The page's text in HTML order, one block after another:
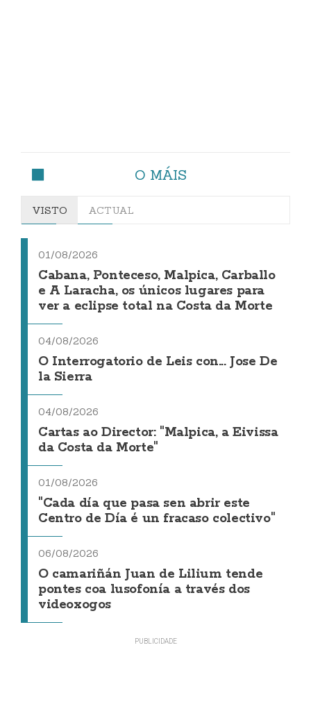
O MÁIS
VISTO ACTUAL
01/08/2026
Cabana, Ponteceso, Malpica, Carballo
e A Laracha, os únicos lugares para
ver a eclipse total na Costa da Morte
04/08/2026
O Interrogatorio de Leis con... Jose De
la Sierra
04/08/2026
Cartas ao Director: "Malpica, a Eivissa
da Costa da Morte"
01/08/2026
"Cada día que pasa sen abrir este
Centro de Día é un fracaso colectivo"
06/08/2026
O camariñán Juan de Lilium tende
pontes coa lusofonía a través dos
videoxogos